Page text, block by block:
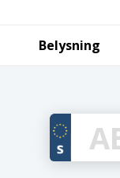
Belysning